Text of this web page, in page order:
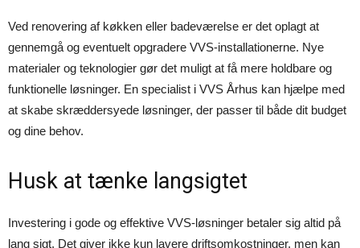
Ved renovering af køkken eller badeværelse er det oplagt at
gennemgå og eventuelt opgradere VVS-installationerne. Nye
materialer og teknologier gør det muligt at få mere holdbare og
funktionelle løsninger. En specialist i VVS Århus kan hjælpe med
at skabe skræddersyede løsninger, der passer til både dit budget
og dine behov.
Husk at tænke langsigtet
Investering i gode og effektive VVS-løsninger betaler sig altid på
lang sigt. Det giver ikke kun lavere driftsomkostninger, men kan